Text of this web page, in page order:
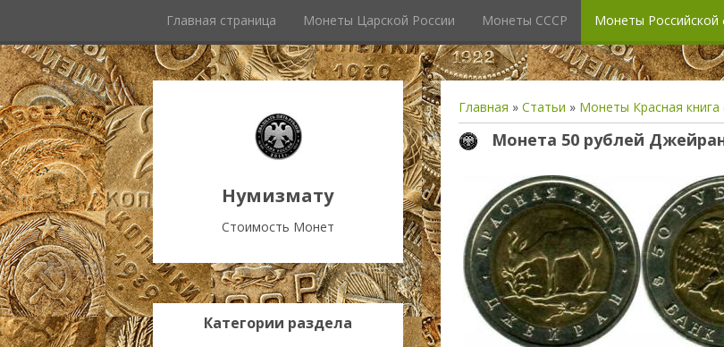
Главная страница Монеты Царской России Монеты СССР Монеты Российской
Нумизмату
Стоимость Монет
Главная » Статьи » Монеты Красная книга
Монета 50 рублей
Категории раздела